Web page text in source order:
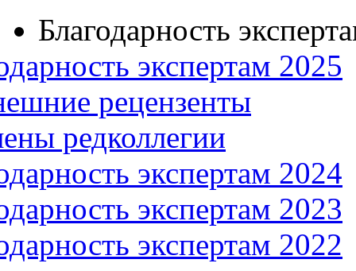
Благодарность
экспертам 2025
рецензенты
редколлегии
экспертам 2024
экспертам 2023
экспертам 2022